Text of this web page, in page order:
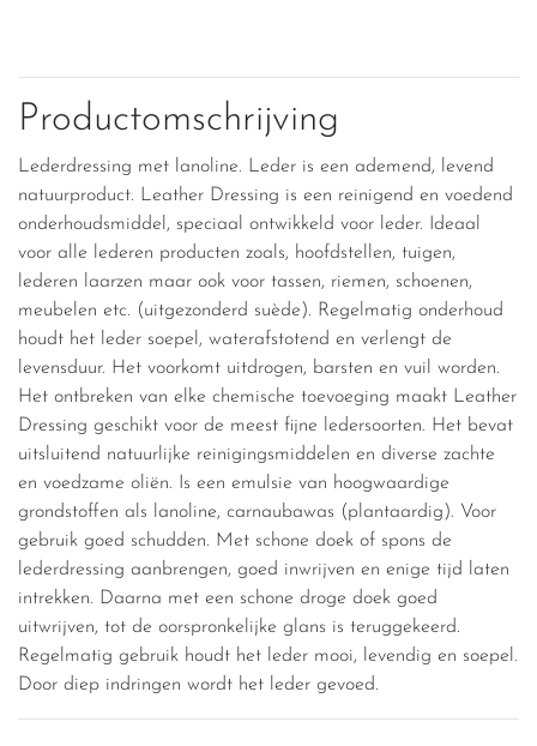
Productomschrijving
Lederdressing met lanoline. Leder is een ademend, levend
natuurproduct. Leather Dressing is een reinigend en voedend
onderhoudsmiddel, speciaal ontwikkeld voor leder. Ideaal
voor alle lederen producten zoals, hoofdstellen, tuigen,
lederen laarzen maar ook voor tassen, riemen, schoenen,
meubelen etc. (uitgezonderd suède). Regelmatig onderhoud
houdt het leder soepel, waterafstotend en verlengt de
levensduur. Het voorkomt uitdrogen, barsten en vuil worden.
Het ontbreken van elke chemische toevoeging maakt Leather
Dressing geschikt voor de meest fijne ledersoorten. Het bevat
uitsluitend natuurlijke reinigingsmiddelen en diverse zachte
en voedzame oliën. Is een emulsie van hoogwaardige
grondstoffen als lanoline, carnaubawas (plantaardig). Voor
gebruik goed schudden. Met schone doek of spons de
lederdressing aanbrengen, goed inwrijven en enige tijd laten
intrekken. Daarna met een schone droge doek goed
uitwrijven, tot de oorspronkelijke glans is teruggekeerd.
Regelmatig gebruik houdt het leder mooi, levendig en soepel.
Door diep indringen wordt het leder gevoed.